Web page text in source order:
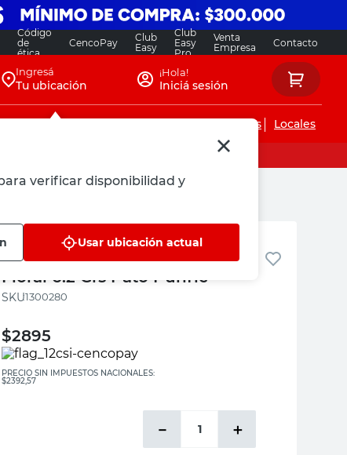
Código
de
ética
CencoPay
Club
Easy
Club
Easy
Pro
Venta
Empresa
Contacto
Ingresá
Tu ubicación
verificar disponibilidad y
Usar ubicación actual
¡Hola!
Iniciá sesión
Servicios de instalaciones Locales
Pato Purific
Canasta Adhesiva Inodoro
Floral 6.2 Grs Pato Purific
:1300280
$2895
PRECIO SIN IMPUESTOS NACIONALES:
$2392,57
＋
－